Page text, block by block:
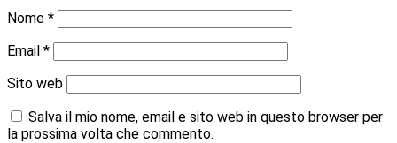
Nome *
Email *
Sito web
Salva il mio nome, email e sito web in questo browser per
la prossima volta che commento.